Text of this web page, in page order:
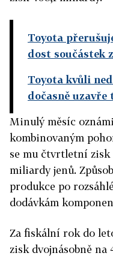
Toyota
dost součástek
Toyota kvůli
dočasně uzavře
Minulý měsíc
kombinovaným
se mu čtvrtletní zisk
miliardy jenů.
produkce po
dodávkám
Za fiskální rok do
zisk dvojnásobně na